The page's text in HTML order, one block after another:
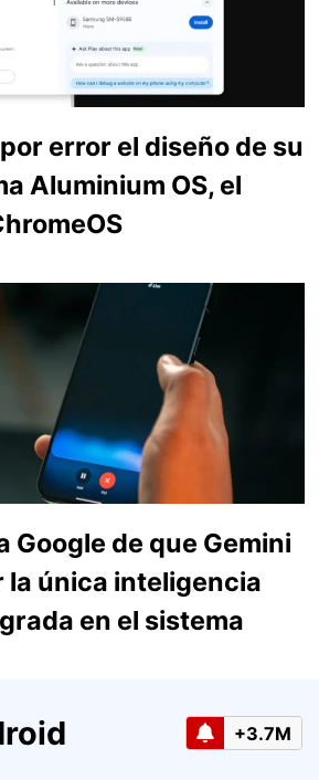
error el diseño de su
Aluminium OS, el
Google de que Gemini
la única inteligencia
en el sistema
+3.7M